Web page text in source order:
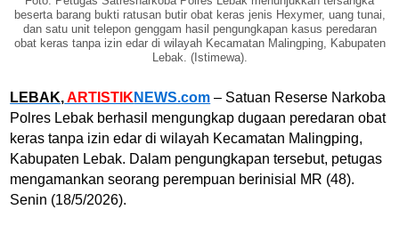
beserta barang bukti ratusan butir obat keras jenis Hexymer, uang tunai,
dan satu unit telepon genggam hasil pengungkapan kasus peredaran
obat keras tanpa izin edar di wilayah Kecamatan Malingping, Kabupaten
Lebak. (Istimewa).
LEBAK,ARTISTIK NEWS.com – Satuan Reserse Narkoba
Polres Lebak berhasil mengungkap dugaan peredaran obat
keras tanpa izin edar di wilayah Kecamatan Malingping,
Kabupaten Lebak. Dalam pengungkapan tersebut, petugas
mengamankan seorang perempuan berinisial MR (48).
Senin (18/5/2026).